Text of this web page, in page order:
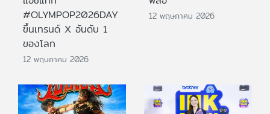
#OLYMPOP2026DAY
ขึ้นเทรนด์ X อันดับ 1
ของโลก
12 พฤษภาคม 2026
12 พฤษภาคม 2026